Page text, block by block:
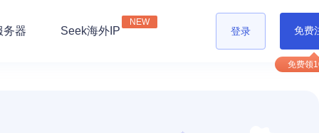
务器 Seek海外IP
NEW
登录 免费